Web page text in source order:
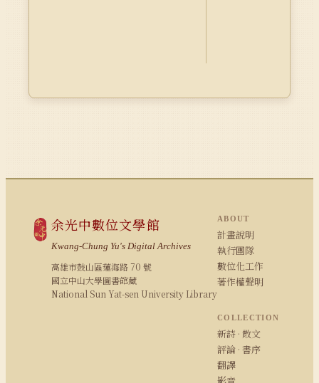
余光中數位文學館
Kwang-Chung Yu's Digital Archives
高雄市鼓山區蓮海路 70 號
國立中山大學圖書館藏
National Sun Yat-sen University Library
ABOUT
計畫說明
執行團隊
數位化工作
著作權聲明
COLLECTION
新詩 · 散文
評論 · 書序
翻譯